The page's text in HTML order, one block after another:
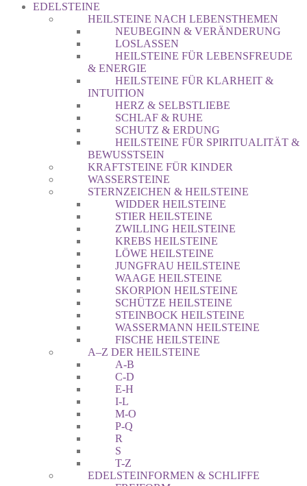
EDELSTEINE
HEILSTEINE NACH LEBENSTHEMEN
NEUBEGINN & VERÄNDERUNG
LOSLASSEN
HEILSTEINE FÜR LEBENSFREUDE
& ENERGIE
HEILSTEINE FÜR KLARHEIT &
INTUITION
HERZ & SELBSTLIEBE
SCHLAF & RUHE
SCHUTZ & ERDUNG
HEILSTEINE FÜR SPIRITUALITÄT &
BEWUSSTSEIN
KRAFTSTEINE FÜR KINDER
WASSERSTEINE
STERNZEICHEN & HEILSTEINE
WIDDER HEILSTEINE
STIER HEILSTEINE
ZWILLING HEILSTEINE
KREBS HEILSTEINE
LÖWE HEILSTEINE
JUNGFRAU HEILSTEINE
WAAGE HEILSTEINE
SKORPION HEILSTEINE
SCHÜTZE HEILSTEINE
STEINBOCK HEILSTEINE
WASSERMANN HEILSTEINE
FISCHE HEILSTEINE
A–Z DER HEILSTEINE
A-B
C-D
E-H
I-L
M-O
P-Q
R
S
T-Z
EDELSTEINFORMEN & SCHLIFFE